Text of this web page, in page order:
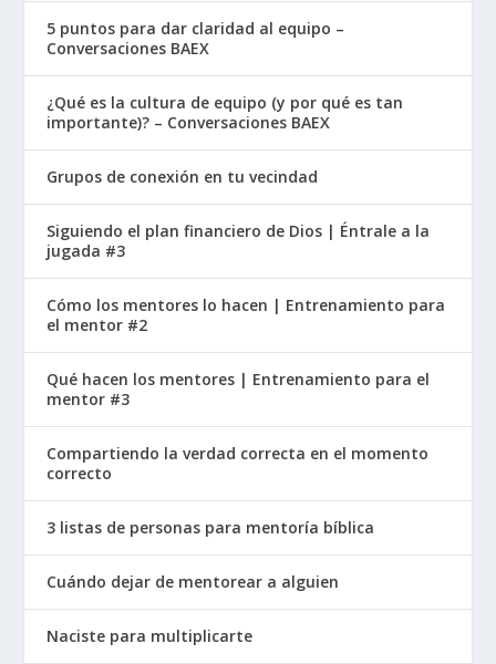
5 puntos para dar claridad al equipo –
Conversaciones BAEX
¿Qué es la cultura de equipo (y por qué es tan
importante)? – Conversaciones BAEX
Grupos de conexión en tu vecindad
Siguiendo el plan financiero de Dios | Éntrale a la
jugada #3
Cómo los mentores lo hacen | Entrenamiento para
el mentor #2
Qué hacen los mentores | Entrenamiento para el
mentor #3
Compartiendo la verdad correcta en el momento
correcto
3 listas de personas para mentoría bíblica
Cuándo dejar de mentorear a alguien
Naciste para multiplicarte